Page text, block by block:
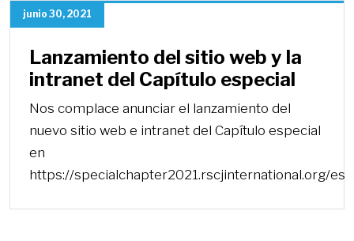
junio 30, 2021
Lanzamiento del sitio web y la
intranet del Capítulo especial
Nos complace anunciar el lanzamiento del
nuevo sitio web e intranet del Capítulo especial
en
https://specialchapter2021.rscjinternational.org/es